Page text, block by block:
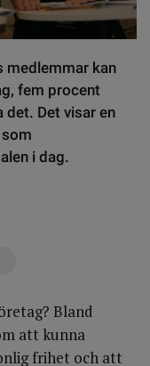
medlemmar kan
fem procent
Det visar en
i dag.
Bland
att kunna
frihet och att